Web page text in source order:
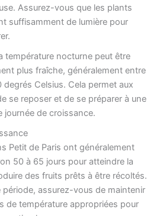
Assurez-vous que les plants
suffisamment de lumière pour
température nocturne peut être
plus fraîche, généralement entre
degrés Celsius. Cela permet aux
se reposer et de se préparer à une
journée de croissance.
Petit de Paris ont généralement
50 à 65 jours pour atteindre la
des fruits prêts à être récoltés.
période, assurez-vous de maintenir
de température appropriées pour